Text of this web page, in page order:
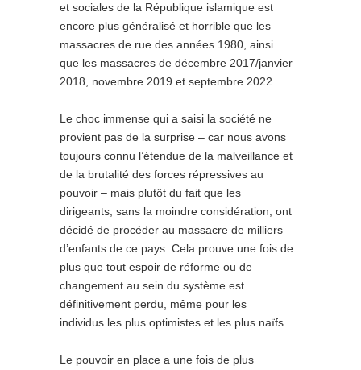
et sociales de la République islamique est
encore plus généralisé et horrible que les
massacres de rue des années 1980, ainsi
que les massacres de décembre 2017/janvier
2018, novembre 2019 et septembre 2022.
Le choc immense qui a saisi la société ne
provient pas de la surprise – car nous avons
toujours connu l’étendue de la malveillance et
de la brutalité des forces répressives au
pouvoir – mais plutôt du fait que les
dirigeants, sans la moindre considération, ont
décidé de procéder au massacre de milliers
d’enfants de ce pays. Cela prouve une fois de
plus que tout espoir de réforme ou de
changement au sein du système est
définitivement perdu, même pour les
individus les plus optimistes et les plus naïfs.
Le pouvoir en place a une fois de plus